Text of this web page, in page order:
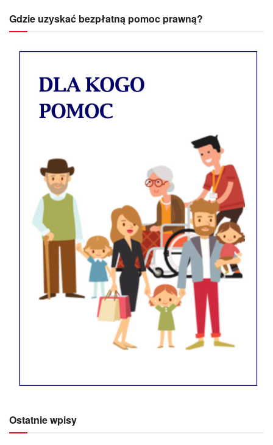
Gdzie uzyskać bezpłatną pomoc prawną?
Ostatnie wpisy